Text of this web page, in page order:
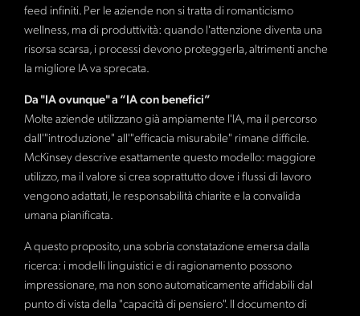
feed infiniti. Per le aziende non si tratta di romanticismo
wellness, ma di produttività: quando l'attenzione diventa una
risorsa scarsa, i processi devono proteggerla, altrimenti anche
la migliore IA va sprecata.
Da "IA ovunque" a “IA con benefici”
Molte aziende utilizzano già ampiamente l'IA, ma il percorso
dall'"introduzione" all'"efficacia misurabile" rimane difficile.
McKinsey descrive esattamente questo modello: maggiore
utilizzo, ma il valore si crea soprattutto dove i flussi di lavoro
vengono adattati, le responsabilità chiarite e la convalida
umana pianificata.
A questo proposito, una sobria constatazione emersa dalla
ricerca: i modelli linguistici e di ragionamento possono
impressionare, ma non sono automaticamente affidabili dal
punto di vista della "capacità di pensiero". Il documento di